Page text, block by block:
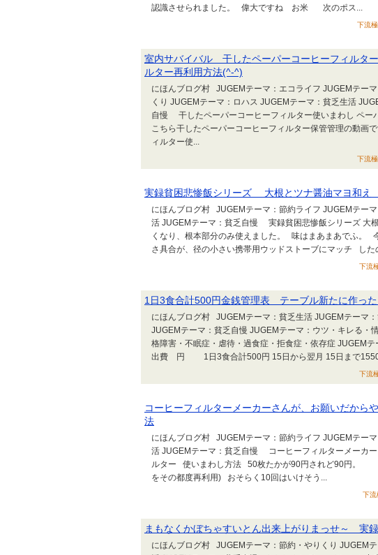
認識させられました。 偉大ですね お米 次のポス...
下流
室内サバイバル 干したペーパーコーヒーフィルタ
ルター再利用方法(^-^)
にほんブログ村 JUGEMテーマ：エコライフ JUGEMテー
くり JUGEMテーマ：ロハス JUGEMテーマ：貧乏生活
自慢 干したペーパーコーヒーフィルター使いまわし ペー
こちら干したペーパーコーヒーフィルター保管管理の動
ィルター使...
下流
実録貧困悲惨飯シリーズ 大根とツナ醤油マヨ和
にほんブログ村 JUGEMテーマ：節約ライフ JUGEMテー
活 JUGEMテーマ：貧乏自慢 実録貧困悲惨飯シリーズ 大
くなり、根本部分のみ使えました。 味はまあまあでふ。
さ具合が、径の小さい携帯用ウッドストーブにマッチ し
下流
1日3食合計500円金銭管理表 テーブル新たに作った
にほんブログ村 JUGEMテーマ：貧乏生活 JUGEMテーマ：
JUGEMテーマ：貧乏自慢 JUGEMテーマ：ウツ・キレる・
格障害・不眠症・虐待・過食症・拒食症・依存症
出費 円 1日3食合計500円 15日から翌月 15日まで
下流
コーヒーフィルターメーカーさんが、お願いだから
法
にほんブログ村 JUGEMテーマ：節約ライフ JUGEMテー
活 JUGEMテーマ：貧乏自慢 コーヒーフィルターメーカ
ルター 使いまわし方法 50枚たかが90円されど90円。
をその都度再利用) おそらく10回はいけそう...
下
まもなくかぼちゃすいとん出来上がりまっせ～ 実
にほんブログ村 JUGEMテーマ：節約・やりくり JUGEM